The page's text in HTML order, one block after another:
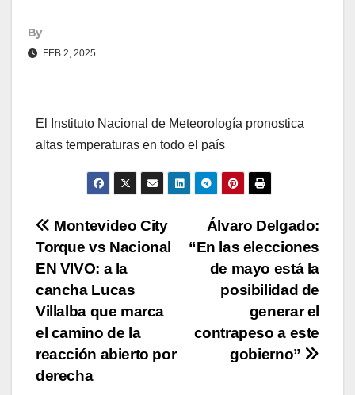
By
FEB 2, 2025
El Instituto Nacional de Meteorología pronostica
altas temperaturas en todo el país
Navegación
de
entradas
Álvaro Delgado:
“En las elecciones
de mayo está la
posibilidad de
generar el
contrapeso a este
gobierno”
Montevideo City
Torque vs Nacional
EN VIVO: a la
cancha Lucas
Villalba que marca
el camino de la
reacción abierto por
derecha